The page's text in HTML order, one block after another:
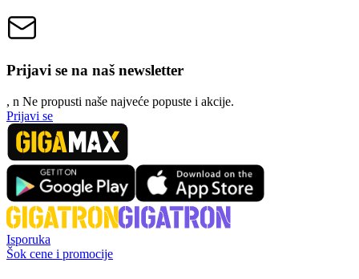
Prijavi se na naš newsletter
, n Ne propusti naše najveće popuste i akcije.
Prijavi se
Isporuka
Šok cene i promocije